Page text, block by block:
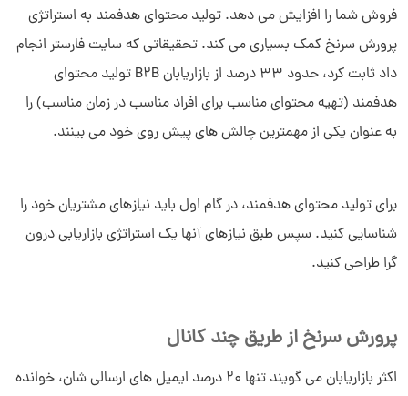
فروش شما را افزایش می دهد. تولید محتوای هدفمند به استراتژی
پرورش سرنخ کمک بسیاری می کند. تحقیقاتی که سایت فارستر انجام
داد ثابت کرد، حدود 33 درصد از بازاریابان B2B تولید محتوای
هدفمند (تهیه محتوای مناسب برای افراد مناسب در زمان مناسب) را
به عنوان یکی از مهمترین چالش های پیش روی خود می بینند.
برای تولید محتوای هدفمند، در گام اول باید نیازهای مشتریان خود را
شناسایی کنید. سپس طبق نیازهای آنها یک استراتژی بازاریابی درون
گرا طراحی کنید.
پرورش سرنخ از طریق چند کانال
اکثر بازاریابان می گویند تنها 20 درصد ایمیل های ارسالی شان، خوانده